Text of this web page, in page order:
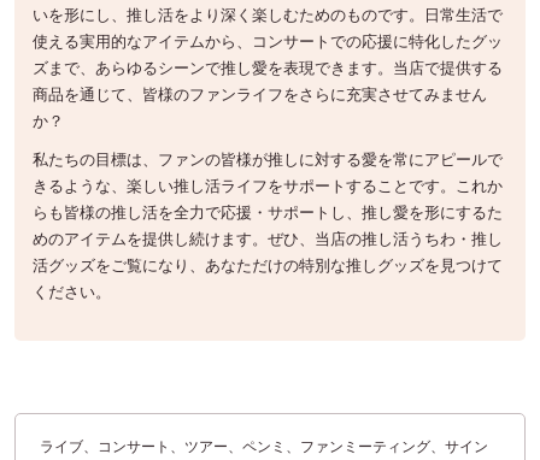
いを形にし、推し活をより深く楽しむためのものです。日常生活で
使える実用的なアイテムから、コンサートでの応援に特化したグッ
ズまで、あらゆるシーンで推し愛を表現できます。当店で提供する
商品を通じて、皆様のファンライフをさらに充実させてみません
か？
私たちの目標は、ファンの皆様が推しに対する愛を常にアピールで
きるような、楽しい推し活ライフをサポートすることです。これか
らも皆様の推し活を全力で応援・サポートし、推し愛を形にするた
めのアイテムを提供し続けます。ぜひ、当店の推し活うちわ・推し
活グッズをご覧になり、あなただけの特別な推しグッズを見つけて
ください。
ライブ、コンサート、ツアー、ペンミ、ファンミーティング、サイン